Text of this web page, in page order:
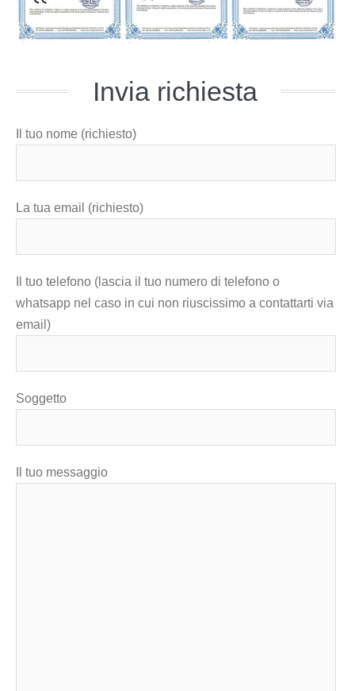
Invia richiesta
Il tuo nome (richiesto)
La tua email (richiesto)
Il tuo telefono (lascia il tuo numero di telefono o
whatsapp nel caso in cui non riuscissimo a contattarti via
email)
Soggetto
Il tuo messaggio